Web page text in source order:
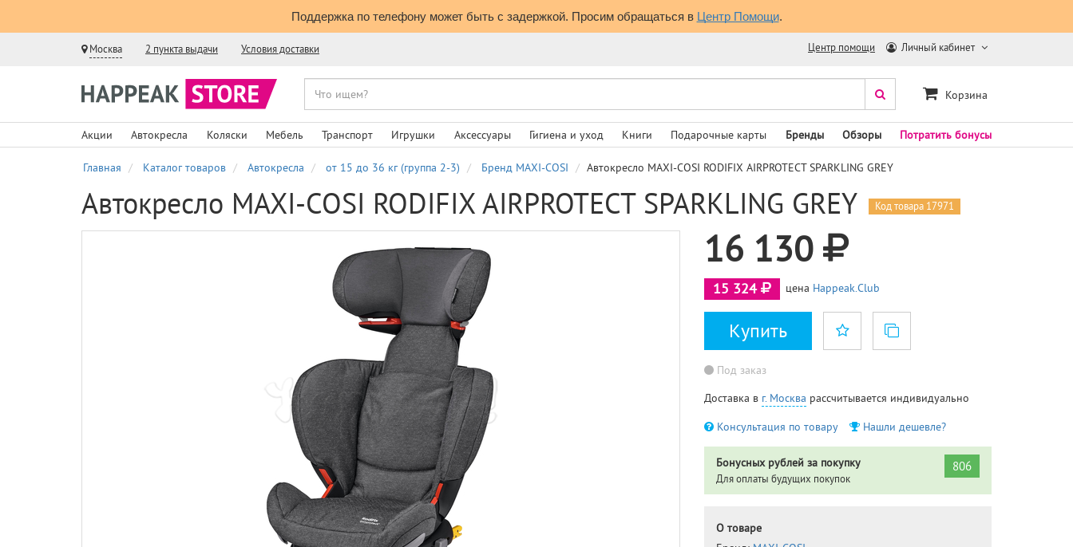
Поддержка по телефону может быть с задержкой. Просим обращаться в Центр Помощи.
Москва 2 пункта выдачи Условия доставки Центр помощи Личный кабинет
Корзина
Акции Автокресла Коляски Мебель Транспорт Игрушки Аксессуары Гигиена и уход Книги Подарочные карты Бренды Обзоры Потратить бонусы
Главная Каталог товаров Автокресла от 15 до 36 кг (группа 2-3) Бренд MAXI-COSI Автокресло MAXI-COSI RODIFIX AIRPROTECT SPARKLING GREY
Автокресло MAXI-COSI RODIFIX AIRPROTECT SPARKLING GREY Код товара 17971
16 130
15 324 цена Happeak.Club
Купить
Под заказ
Доставка в г. Москва рассчитывается индивидуально
Консультация по товару
Нашли дешевле?
Бонусных рублей за покупку
Для оплаты будущих покупок
806
О товаре